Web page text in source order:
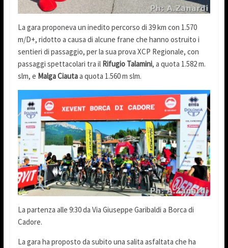
La gara proponeva un inedito percorso di 39 km con 1.570
m/D+, ridotto a causa di alcune frane che hanno ostruito i
sentieri di passaggio, per la sua prova XCP Regionale, con
passaggi spettacolari tra il Rifugio Talamini, a quota 1.582 m.
slm, e Malga Ciautaa quota 1.560 m slm.
La partenza alle 9:30 da Via Giuseppe Garibaldi a Borca di
Cadore.
La gara ha proposto da subito una salita asfaltata che ha